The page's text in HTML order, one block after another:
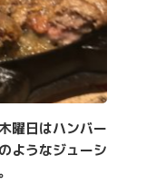
曜日はハンバー
ようなジューシ